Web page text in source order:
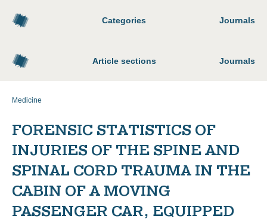
Categories Journals
Article sections Journals
Medicine
FORENSIC STATISTICS OF
INJURIES OF THE SPINE AND
SPINAL CORD TRAUMA IN THE
CABIN OF A MOVING
PASSENGER CAR, EQUIPPED